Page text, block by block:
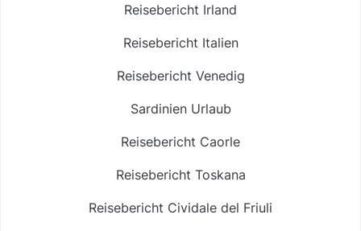
Reisebericht Irland
Reisebericht Italien
Reisebericht Venedig
Sardinien Urlaub
Reisebericht Caorle
Reisebericht Toskana
Reisebericht Cividale del Friuli